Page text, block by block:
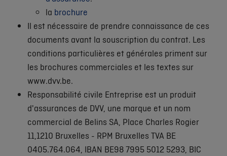
la brochure
Il est nécessaire de prendre connaissance de ces
documents avant la souscription du contrat. Les
conditions particulières et générales priment sur
les brochures commerciales et les textes sur
www.dvv.be.
Responsabilité civile Entreprise est un produit
d'assurances de DVV, une marque et un nom
commercial de Belins SA, Place Charles Rogier
11,1210 Bruxelles - RPM Bruxelles TVA BE
0405.764.064, IBAN BE98 7995 5012 5293, BIC